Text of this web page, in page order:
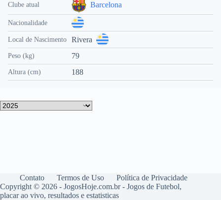
Clube atual Barcelona
Nacionalidade
Local de Nascimento Rivera
Peso (kg) 79
Altura (cm) 188
Contato Termos de Uso
Política de Privacidade
Copyright © 2026 - JogosHoje.com.br - Jogos de Futebol,
placar ao vivo, resultados e estatisticas